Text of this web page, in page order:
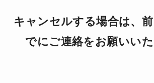
キャンセルする場合は、
でにご連絡をお願いいた